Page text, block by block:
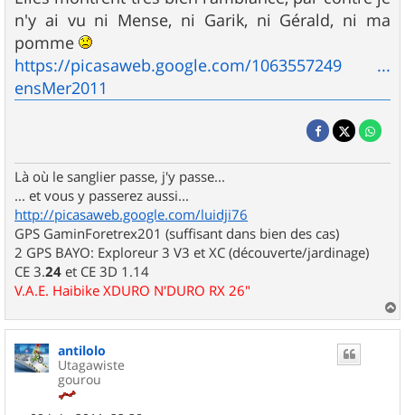
g
e
n'y ai vu ni Mense, ni Garik, ni Gérald, ni ma
pomme
https://picasaweb.google.com/1063557249 ...
ensMer2011
Là où le sanglier passe, j'y passe...
... et vous y passerez aussi...
http://picasaweb.google.com/luidji76
GPS GaminForetrex201 (suffisant dans bien des cas)
2 GPS BAYO: Exploreur 3 V3 et XC (découverte/jardinage)
CE 3.24 et CE 3D 1.14
V.A.E. Haibike XDURO N'DURO RX 26"
a
u
antilolo
Utagawiste
gourou